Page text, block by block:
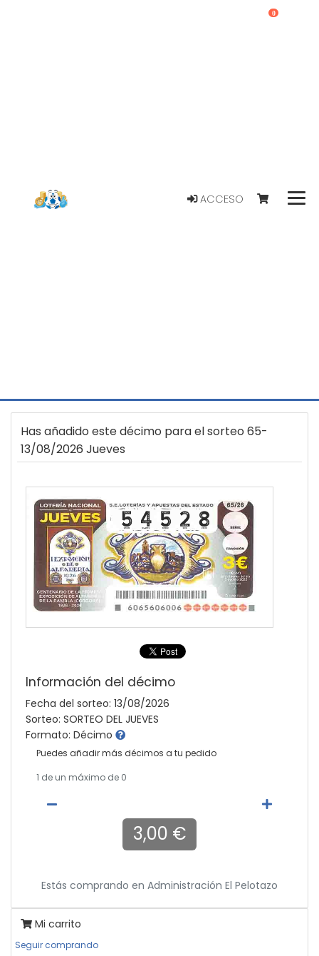
ACCESO
0
Has añadido este décimo para el sorteo 65-
13/08/2026 Jueves
Información del décimo
Fecha del sorteo: 13/08/2026
Sorteo: SORTEO DEL JUEVES
Formato: Décimo
Puedes añadir más décimos a tu pedido
1 de un máximo de 0
3,00 €
Estás comprando en Administración El Pelotazo
Mi carrito
Seguir comprando